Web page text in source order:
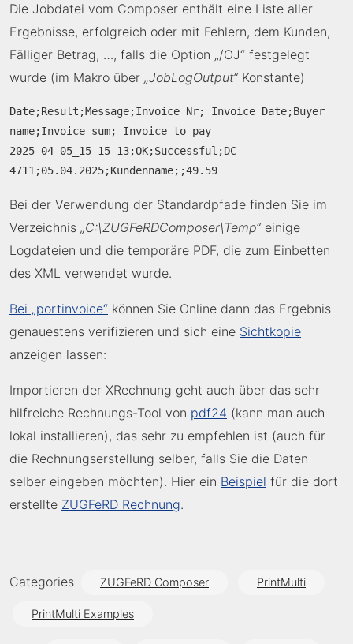
Die Jobdatei vom Composer enthält eine Liste aller
Ergebnisse, erfolgreich oder mit Fehlern, dem Kunden,
Fälliger Betrag, …, falls die Option „/OJ“ festgelegt
wurde (im Makro über „JobLogOutput“Konstante)
Date;Result;Message;Invoice Nr; Invoice Date;Buyer
name;Invoice sum; Invoice to pay
2025-04-05_15-15-13;OK;Successful;DC-
Bei der Verwendung der Standardpfade finden Sie im
Verzeichnis „C:\ZUGFeRDComposer\Temp“einige
Logdateien und die temporäre PDF, die zum Einbetten
des XML verwendet wurde.
Bei „portinvoice“ können Sie Online dann das Ergebnis
genauestens verifizieren und sich eine Sichtkopie
anzeigen lassen:
Importieren der XRechnung geht auch über das sehr
hilfreiche Rechnungs-Tool von pdf24 (kann man auch
lokal installieren), das sehr zu empfehlen ist (auch für
die Rechnungserstellung selber, falls Sie die Daten
selber eingeben möchten). Hier ein Beispiel für die dort
erstellte ZUGFeRD Rechnung.
Categories ZUGFeRD Composer PrintMulti
PrintMulti Examples